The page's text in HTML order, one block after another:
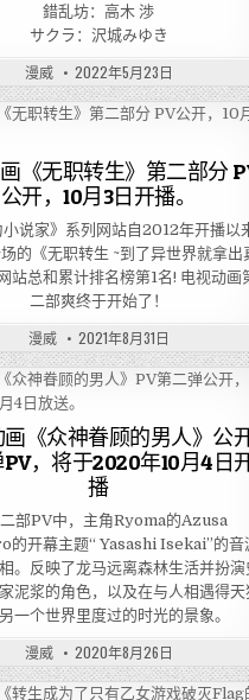
錯乱坊：高木 渉
サクラ：沢城みゆき
漫威 2022年5月23日
《无职转生》第二部分
公开，10月3日开播。
小说家》系列网站自2012年开播以
的《无职转生 ~到了异世界就拿出
站总和累计排名榜第1名! 电视动画
二部爽终于开始了！
漫威 2021年8月31日
画《众神眷顾的男人》公
，将于2020年10月4日
播
部PV中，主角Ryoma的Azusa
的开幕主题“ Yasashi Isekai”的音
。反映了龙马远离森林生活并扮演
泥浆的角色，以及在与人相遇得天
一个世界里度过的时光的景象。
漫威 2020年8月26日